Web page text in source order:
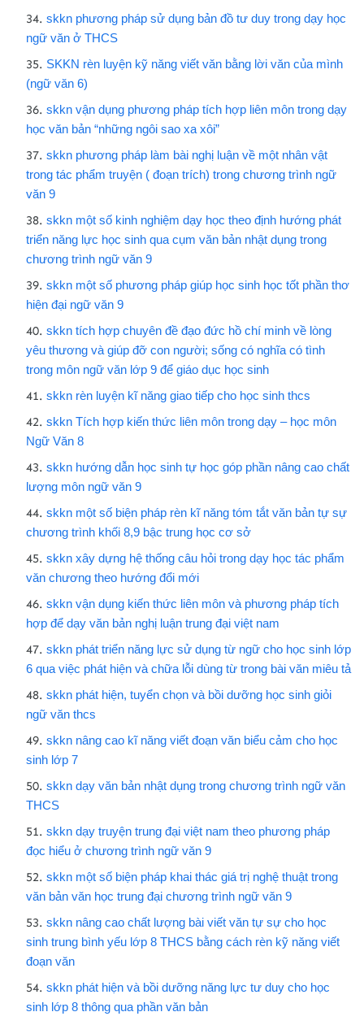
skkn phương pháp sử dụng bản đồ tư duy trong dạy học
ngữ văn ở THCS
SKKN rèn luyện kỹ năng viết văn bằng lời văn của mình
(ngữ văn 6)
skkn vận dụng phương pháp tích hợp liên môn trong dạy
học văn bản “những ngôi sao xa xôi”
skkn phương pháp làm bài nghị luận về một nhân vật
trong tác phẩm truyện ( đoạn trích) trong chương trình ngữ
văn 9
skkn một số kinh nghiệm dạy học theo định hướng phát
triển năng lực học sinh qua cụm văn bản nhật dụng trong
chương trình ngữ văn 9
skkn một số phương pháp giúp học sinh học tốt phần thơ
hiện đại ngữ văn 9
skkn tích hợp chuyên đề đạo đức hồ chí minh về lòng
yêu thương và giúp đỡ con người; sống có nghĩa có tình
trong môn ngữ văn lớp 9 để giáo dục học sinh
skkn rèn luyện kĩ năng giao tiếp cho học sinh thcs
skkn Tích hợp kiến thức liên môn trong dạy – học môn
Ngữ Văn 8
skkn hướng dẫn học sinh tự học góp phần nâng cao chất
lượng môn ngữ văn 9
skkn một số biện pháp rèn kĩ năng tóm tắt văn bản tự sự
chương trình khối 8,9 bậc trung học cơ sở
skkn xây dựng hệ thống câu hỏi trong dạy học tác phẩm
văn chương theo hướng đổi mới
skkn vận dụng kiến thức liên môn và phương pháp tích
hợp để dạy văn bản nghị luận trung đại việt nam
skkn phát triển năng lực sử dụng từ ngữ cho học sinh lớp
6 qua việc phát hiện và chữa lỗi dùng từ trong bài văn miêu tả
skkn phát hiện, tuyển chọn và bồi dưỡng học sinh giỏi
ngữ văn thcs
skkn nâng cao kĩ năng viết đoạn văn biểu cảm cho học
sinh lớp 7
skkn dạy văn bản nhật dụng trong chương trình ngữ văn
THCS
skkn dạy truyện trung đại việt nam theo phương pháp
đọc hiểu ở chương trình ngữ văn 9
skkn một số biện pháp khai thác giá trị nghệ thuật trong
văn bản văn học trung đại chương trình ngữ văn 9
skkn nâng cao chất lượng bài viết văn tự sự cho học
sinh trung bình yếu lớp 8 THCS bằng cách rèn kỹ năng viết
đoạn văn
skkn phát hiện và bồi dưỡng năng lực tư duy cho học
sinh lớp 8 thông qua phần văn bản